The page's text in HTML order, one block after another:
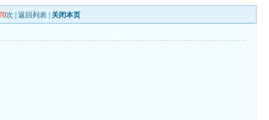
次 |返回列表 关闭本页